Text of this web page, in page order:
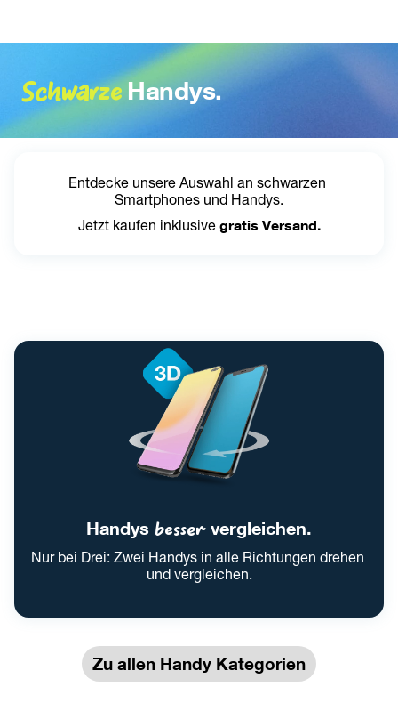
Schwarze Handys.
Entdecke unsere Auswahl an schwarzen
Smartphones und Handys.
Jetzt kaufen inklusive gratis Versand.
Handys besser vergleichen.
Nur bei Drei: Zwei Handys in alle Richtungen drehen
und vergleichen.
Zu allen Handy Kategorien